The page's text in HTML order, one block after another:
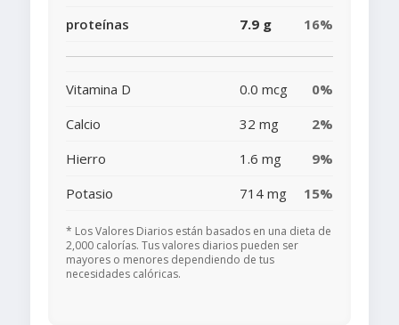
proteínas
7.9 g 16%
Vitamina D 0.0 mcg
0%
Calcio
32 mg
2%
Hierro
1.6 mg
9%
Potasio
714 mg 15%
* Los Valores Diarios están basados en una dieta de
2,000 calorías. Tus valores diarios pueden ser
mayores o menores dependiendo de tus
necesidades calóricas.